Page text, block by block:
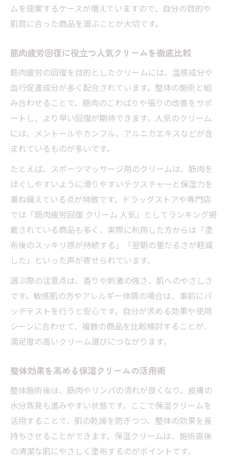
ムを提案するケースが増えていますので、自分の目的や
肌質に合った商品を選ぶことが大切です。
筋肉疲労回復に役立つ人気クリームを徹底比較
筋肉疲労の回復を目的としたクリームには、温感成分や
血行促進成分が多く配合されています。整体の施術と組
み合わせることで、筋肉のこわばりや張りの改善をサポ
ートし、より早い回復が期待できます。人気のクリーム
には、メントールやカンフル、アルニカエキスなどが含
まれているものが多いです。
たとえば、スポーツマッサージ用のクリームは、筋肉を
ほぐしやすいように滑りやすいテクスチャーと保湿力を
兼ね備えている点が特徴です。ドラッグストアや専門店
では「筋肉疲労回復 クリーム 人気」としてランキング掲
載されている商品も多く、実際に利用した方からは「塗
布後のスッキリ感が持続する」「翌朝の重だるさが軽減
した」といった声が寄せられています。
選ぶ際の注意点は、香りや刺激の強さ、肌へのやさしさ
です。敏感肌の方やアレルギー体質の場合は、事前にパ
ッチテストを行うと安心です。自分が求める効果や使用
シーンに合わせて、複数の商品を比較検討することが、
満足度の高いクリーム選びにつながります。
整体効果を高める保湿クリームの活用術
整体施術後は、筋肉やリンパの流れが良くなり、皮膚の
水分蒸発も進みやすい状態です。ここで保湿クリームを
活用することで、肌の乾燥を防ぎつつ、整体の効果を長
持ちさせることができます。保湿クリームは、施術直後
の清潔な肌にやさしく塗布するのがポイントです。